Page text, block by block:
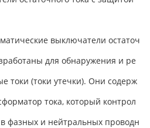
выключатели остаточ
для обнаружения и ре
токи (токи утечки). Они содерж
тока, который контрол
фазных и нейтральных проводн